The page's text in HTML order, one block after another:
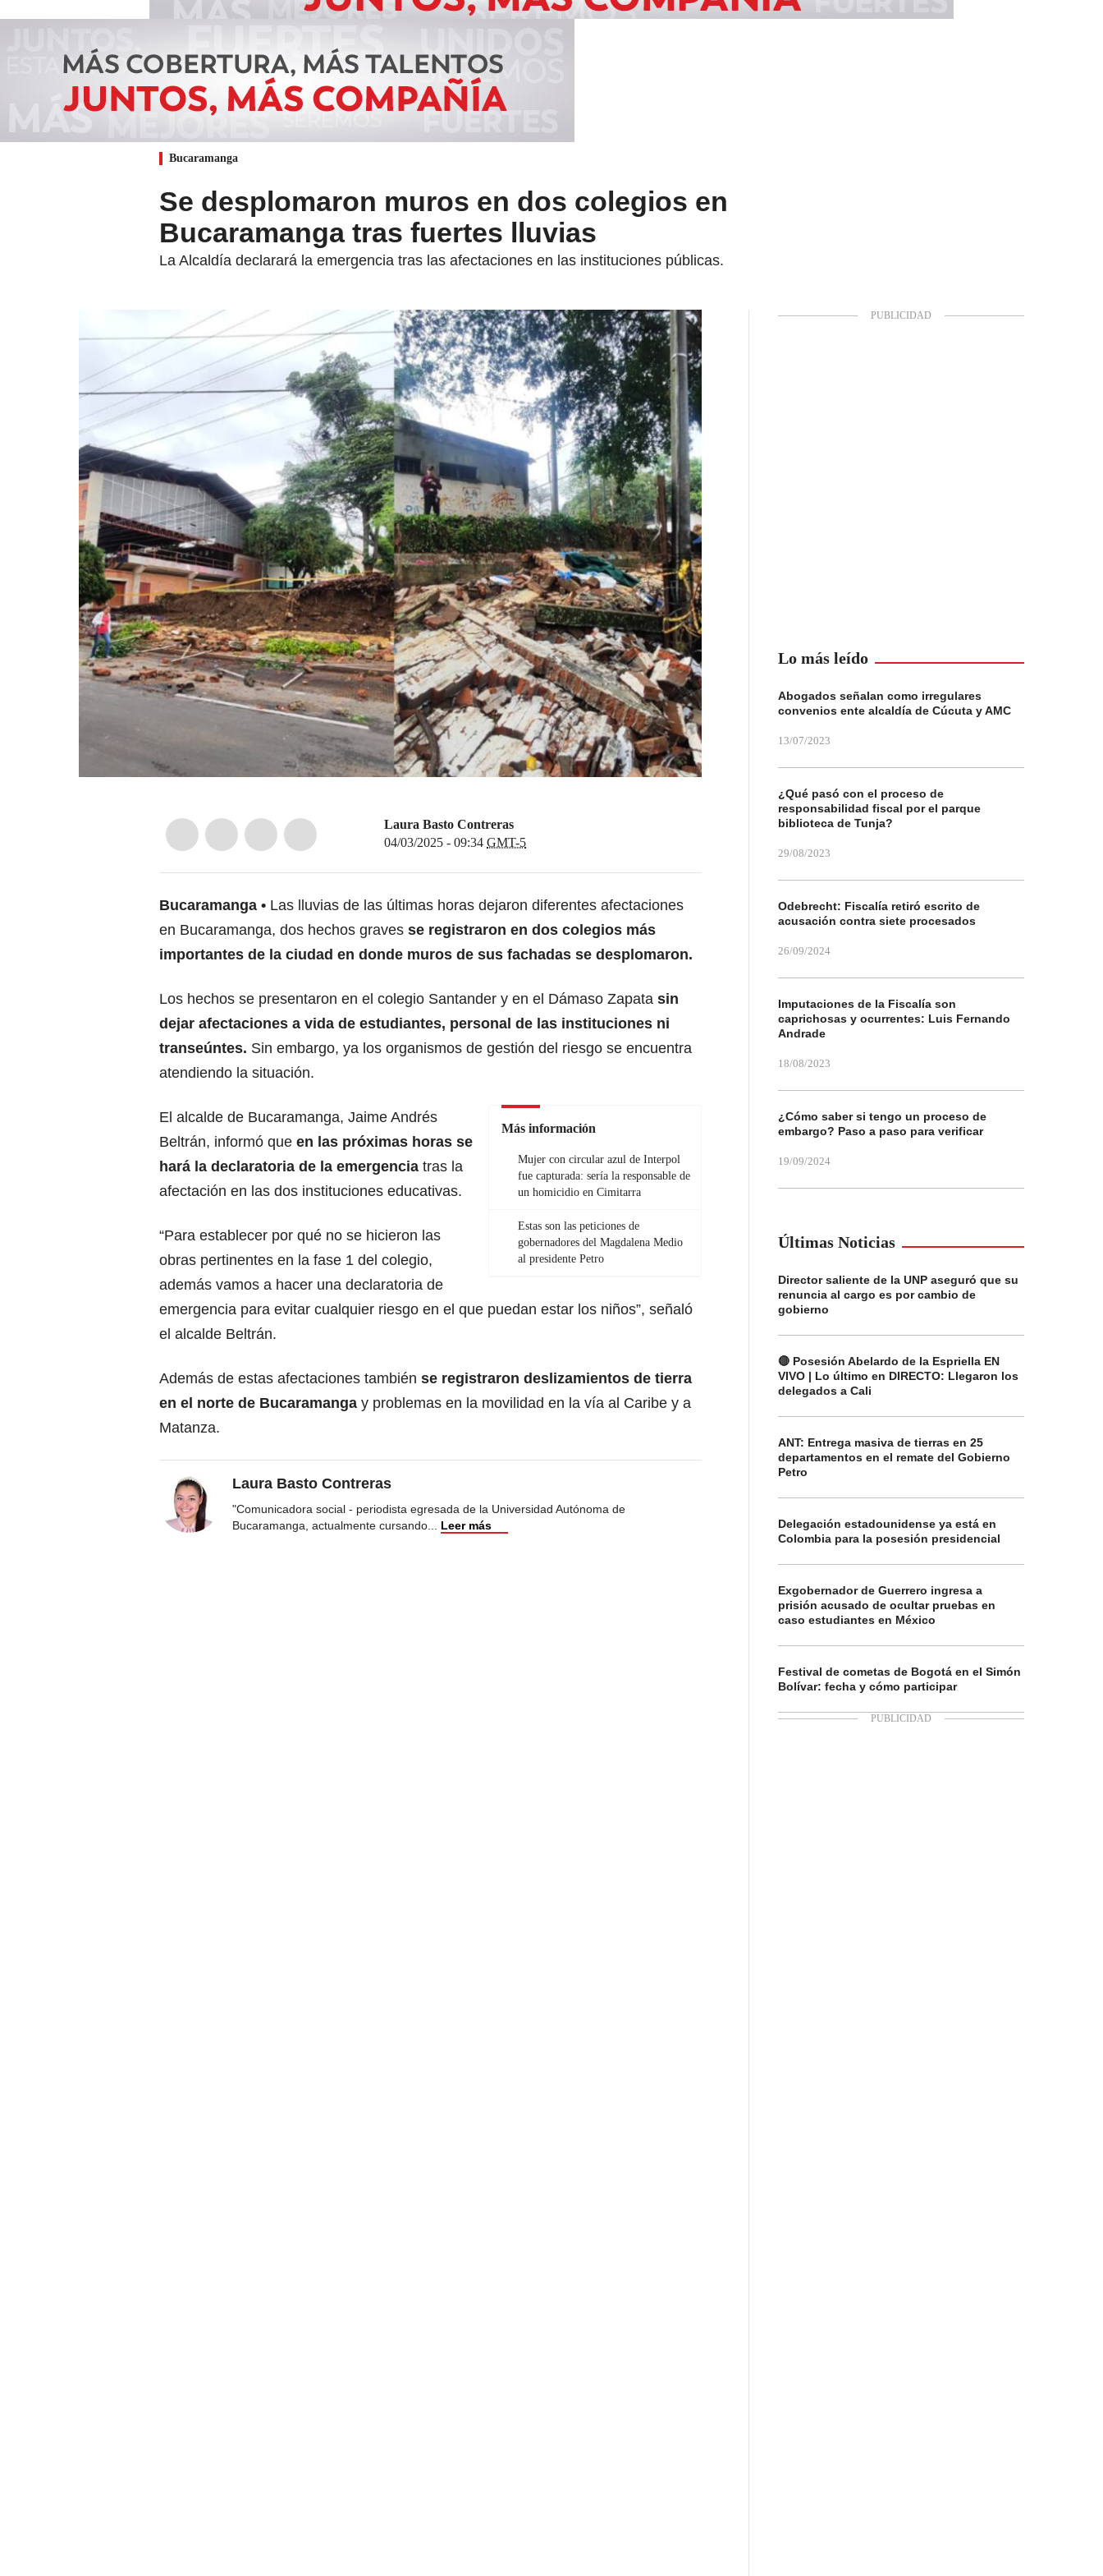
Bucaramanga
Se desplomaron muros en dos colegios en
Bucaramanga tras fuertes lluvias
La Alcaldía declarará la emergencia tras las afectaciones en las instituciones públicas.
Laura Basto Contreras
04/03/2025 - 09:34 GMT-5
Bucaramanga
Las lluvias de las últimas horas dejaron diferentes afectaciones
en Bucaramanga, dos hechos graves se registraron en dos colegios más
importantes de la ciudad en donde muros de sus fachadas se desplomaron.
Los hechos se presentaron en el colegio Santander y en el Dámaso Zapata sin
dejar afectaciones a vida de estudiantes, personal de las instituciones ni
transeúntes. Sin embargo, ya los organismos de gestión del riesgo se encuentra
atendiendo la situación.
Más información
Mujer con circular azul de Interpol
fue capturada: sería la responsable de
un homicidio en Cimitarra
Estas son las peticiones de
gobernadores del Magdalena Medio
al presidente Petro
El alcalde de Bucaramanga, Jaime Andrés
Beltrán, informó que en las próximas horas se
hará la declaratoria de la emergencia tras la
afectación en las dos instituciones educativas.
“Para establecer por qué no se hicieron las
obras pertinentes en la fase 1 del colegio,
además vamos a hacer una declaratoria de
emergencia para evitar cualquier riesgo en el que puedan estar los niños”, señaló
el alcalde Beltrán.
Además de estas afectaciones también se registraron deslizamientos de tierra
en el norte de Bucaramanga y problemas en la movilidad en la vía al Caribe y a
Matanza.
Laura Basto Contreras
"Comunicadora social - periodista egresada de la Universidad Autónoma de
Bucaramanga, actualmente cursando... Leer más
Lo más leído
Abogados señalan como irregulares
convenios ente alcaldía de Cúcuta y AMC
13/07/2023
¿Qué pasó con el proceso de
responsabilidad fiscal por el parque
biblioteca de Tunja?
29/08/2023
Odebrecht: Fiscalía retiró escrito de
acusación contra siete procesados
26/09/2024
Imputaciones de la Fiscalía son
caprichosas y ocurrentes: Luis Fernando
Andrade
18/08/2023
¿Cómo saber si tengo un proceso de
embargo? Paso a paso para verificar
19/09/2024
Últimas Noticias
Director saliente de la UNP aseguró que su
renuncia al cargo es por cambio de
gobierno
🔴 Posesión Abelardo de la Espriella EN
VIVO | Lo último en DIRECTO: Llegaron los
delegados a Cali
ANT: Entrega masiva de tierras en 25
departamentos en el remate del Gobierno
Petro
Delegación estadounidense ya está en
Colombia para la posesión presidencial
Exgobernador de Guerrero ingresa a
prisión acusado de ocultar pruebas en
caso estudiantes en México
Festival de cometas de Bogotá en el Simón
Bolívar: fecha y cómo participar